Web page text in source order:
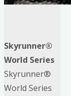
Skyrunner®
World Series
Skyrunner®
World Series